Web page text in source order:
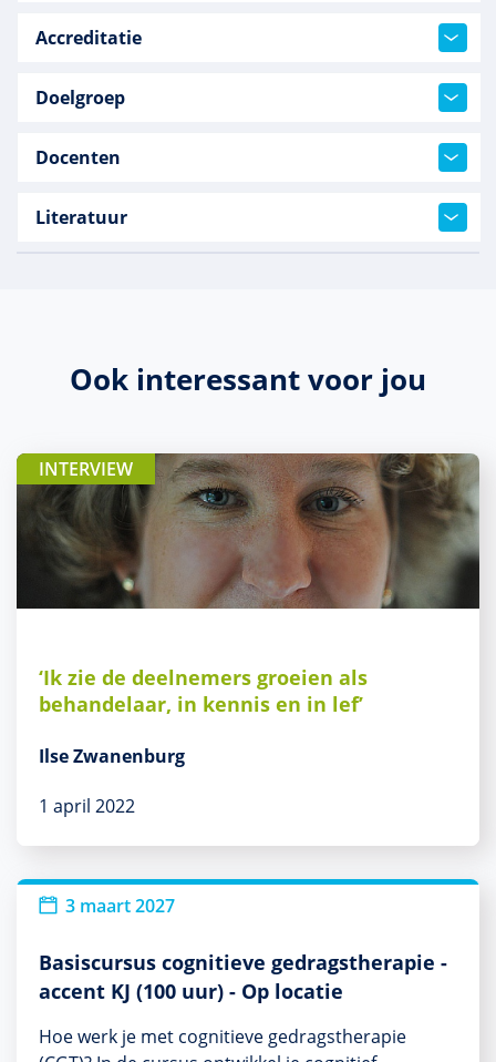
Accreditatie
Doelgroep
Docenten
Literatuur
Ook interessant voor jou
INTERVIEW
‘Ik zie de deelnemers groeien als
behandelaar, in kennis en in lef’
Ilse Zwanenburg
1 april 2022
3 maart 2027
Basiscursus cognitieve gedragstherapie -
accent KJ (100 uur) - Op locatie
Hoe werk je met cognitieve gedragstherapie